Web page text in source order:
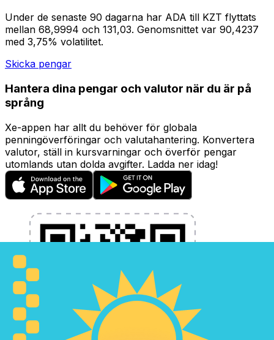
Under de senaste 90 dagarna har ADA till KZT flyttats
mellan 68,9994 och 131,03. Genomsnittet var 90,4237
med 3,75% volatilitet.
Skicka pengar
Hantera dina pengar och valutor när du är på
språng
Xe-appen har allt du behöver för globala
penningöverföringar och valutahantering. Konvertera
valutor, ställ in kursvarningar och överför pengar
utomlands utan dolda avgifter. Ladda ner idag!